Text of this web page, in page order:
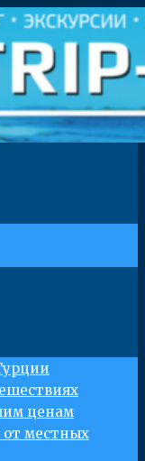
ценам
местных